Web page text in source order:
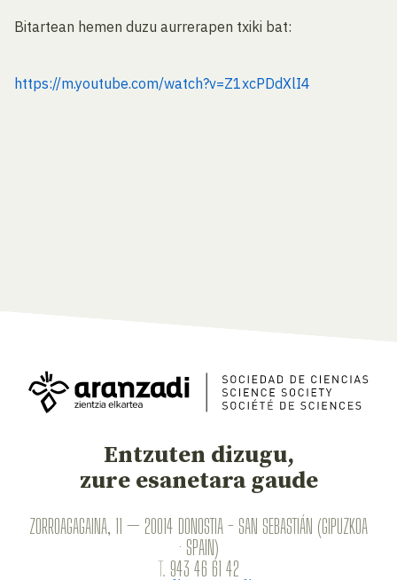
Bitartean hemen duzu aurrerapen txiki bat:
https://m.youtube.com/watch?v=Z1xcPDdXlI4
Entzuten dizugu,
zure esanetara gaude
ZORROAGAGAINA, 11 — 20014 DONOSTIA - SAN SEBASTIÁN (GIPUZKOA
· SPAIN)
T. 943 46 61 42